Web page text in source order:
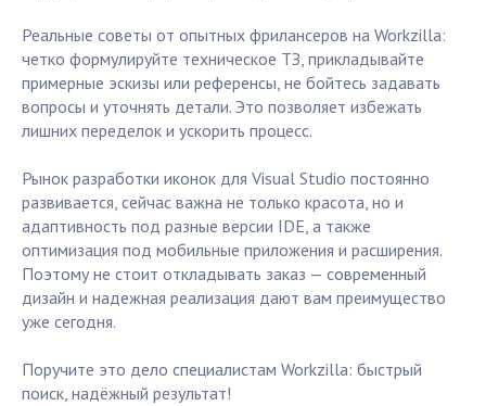
Реальные советы от опытных фрилансеров на Workzilla:
четко формулируйте техническое ТЗ, прикладывайте
примерные эскизы или референсы, не бойтесь задавать
вопросы и уточнять детали. Это позволяет избежать
лишних переделок и ускорить процесс.
Рынок разработки иконок для Visual Studio постоянно
развивается, сейчас важна не только красота, но и
адаптивность под разные версии IDE, а также
оптимизация под мобильные приложения и расширения.
Поэтому не стоит откладывать заказ — современный
дизайн и надежная реализация дают вам преимущество
уже сегодня.
Поручите это дело специалистам Workzilla: быстрый
поиск, надёжный результат!